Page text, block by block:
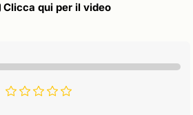
Clicca qui per il video